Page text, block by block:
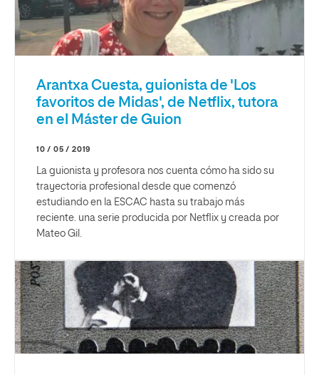
Arantxa Cuesta, guionista de 'Los
favoritos de Midas', de Netflix, tutora
en el Máster de Guion
10 / 05 / 2019
La guionista y profesora nos cuenta cómo ha sido su
trayectoria profesional desde que comenzó
estudiando en la ESCAC hasta su trabajo más
reciente. una serie producida por Netflix y creada por
Mateo Gil.